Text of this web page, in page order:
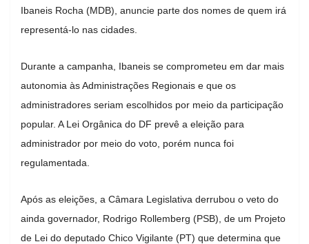
Ibaneis Rocha (MDB), anuncie parte dos nomes de quem irá
representá-lo nas cidades.
Durante a campanha, Ibaneis se comprometeu em dar mais
autonomia às Administrações Regionais e que os
administradores seriam escolhidos por meio da participação
popular. A Lei Orgânica do DF prevê a eleição para
administrador por meio do voto, porém nunca foi
regulamentada.
Após as eleições, a Câmara Legislativa derrubou o veto do
ainda governador, Rodrigo Rollemberg (PSB), de um Projeto
de Lei do deputado Chico Vigilante (PT) que determina que